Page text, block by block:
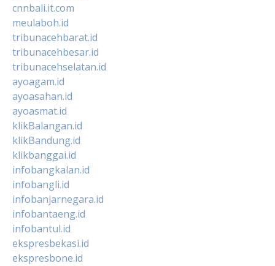
cnnbali.it.com
meulaboh.id
tribunacehbarat.id
tribunacehbesar.id
tribunacehselatan.id
ayoagam.id
ayoasahan.id
ayoasmat.id
klikBalangan.id
klikBandung.id
klikbanggai.id
infobangkalan.id
infobangli.id
infobanjarnegara.id
infobantaeng.id
infobantul.id
ekspresbekasi.id
ekspresbone.id